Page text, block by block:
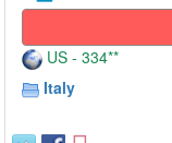
US - 334**
Italy